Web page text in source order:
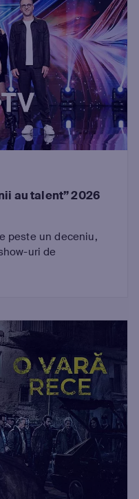
au talent” 2026
peste un deceniu,
uri de